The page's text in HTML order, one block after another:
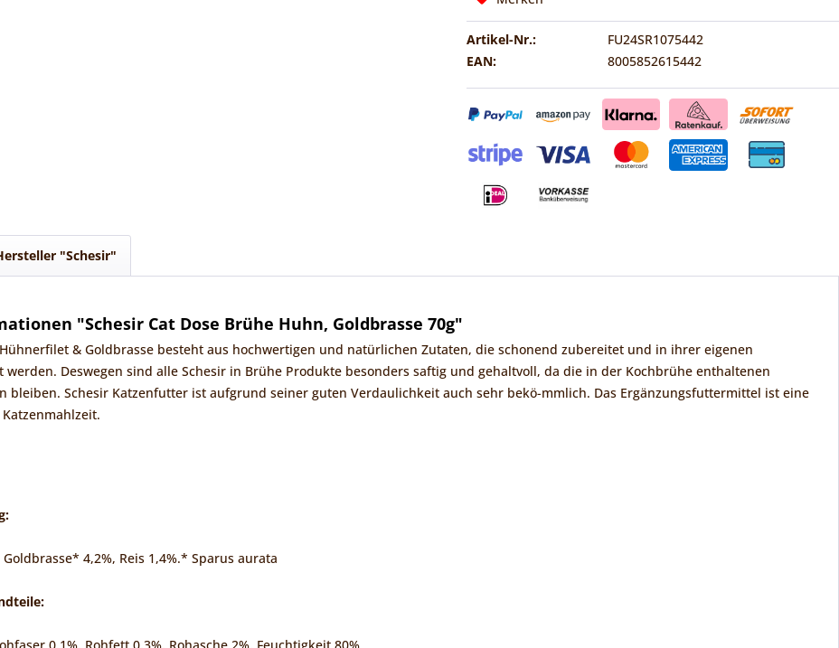
Artikel-Nr.:
FU24SR1075442
EAN:
8005852615442
"Schesir"
"Schesir Cat Dose Brühe Huhn, Goldbrasse 70g"
& Goldbrasse besteht aus hochwertigen und natürlichen Zutaten, die schonend zubereitet und in ihrer eigenen
werden. Deswegen sind alle Schesir in Brühe Produkte besonders saftig und gehaltvoll, da die in der Kochbrühe enthaltenen
bleiben. Schesir Katzenfutter ist aufgrund seiner guten Verdaulichkeit auch sehr bekö-mmlich. Das Ergänzungsfuttermittel ist eine
4,2%, Reis 1,4%.* Sparus aurata
0,1%, Rohfett 0,3%, Rohasche 2%, Feuchtigkeit 80%